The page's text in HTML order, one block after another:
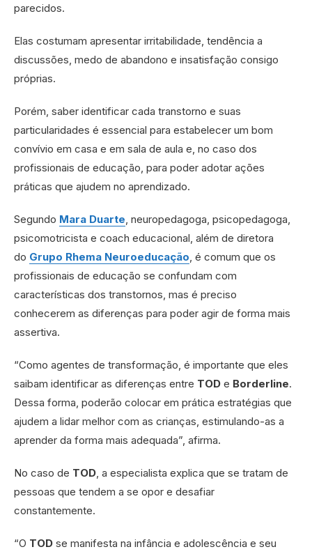
parecidos.
Elas costumam apresentar irritabilidade, tendência a
discussões, medo de abandono e insatisfação consigo
próprias.
Porém, saber identificar cada transtorno e suas
particularidades é essencial para estabelecer um bom
convívio em casa e em sala de aula e, no caso dos
profissionais de educação, para poder adotar ações
práticas que ajudem no aprendizado.
Segundo Mara Duarte , neuropedagoga, psicopedagoga,
psicomotricista e coach educacional, além de diretora
do Grupo Rhema Neuroeducação , é comum que os
profissionais de educação se confundam com
características dos transtornos, mas é preciso
conhecerem as diferenças para poder agir de forma mais
assertiva.
“Como agentes de transformação, é importante que eles
saibam identificar as diferenças entre TOD e Borderline.
Dessa forma, poderão colocar em prática estratégias que
ajudem a lidar melhor com as crianças, estimulando-as a
aprender da forma mais adequada”, afirma.
No caso de TOD , a especialista explica que se tratam de
pessoas que tendem a se opor e desafiar
constantemente.
“O TOD se manifesta na infância e adolescência e seu